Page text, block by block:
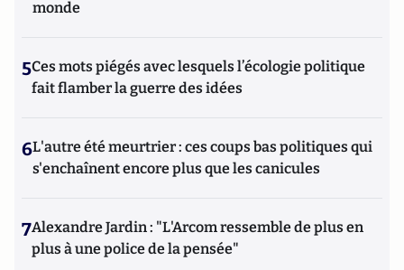
monde
5Ces mots piégés avec lesquels l’écologie politique
fait flamber la guerre des idées
6L'autre été meurtrier : ces coups bas politiques qui
s'enchaînent encore plus que les canicules
7Alexandre Jardin : "L'Arcom ressemble de plus en
plus à une police de la pensée"